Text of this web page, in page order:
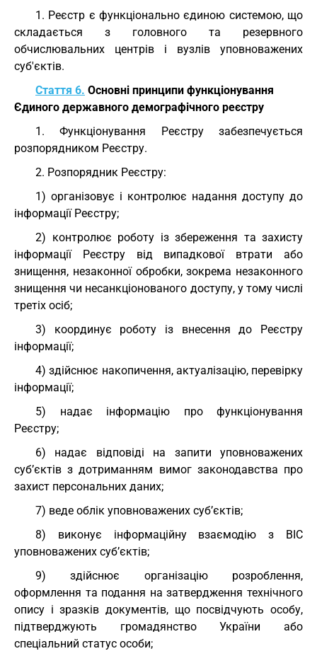
1. Реєстр є функціонально єдиною системою, що
складається з головного та резервного
обчислювальних центрів і вузлів уповноважених
суб'єктів.
Стаття 6. Основні принципи функціонування
Єдиного державного демографічного реєстру
1. Функціонування Реєстру забезпечується
розпорядником Реєстру.
2. Розпорядник Реєстру:
1) організовує і контролює надання доступу до
інформації Реєстру;
2) контролює роботу із збереження та захисту
інформації Реєстру від випадкової втрати або
знищення, незаконної обробки, зокрема незаконного
знищення чи несанкціонованого доступу, у тому числі
третіх осіб;
3) координує роботу із внесення до Реєстру
інформації;
4) здійснює накопичення, актуалізацію, перевірку
інформації;
5) надає інформацію про функціонування
Реєстру;
6) надає відповіді на запити уповноважених
суб’єктів з дотриманням вимог законодавства про
захист персональних даних;
7) веде облік уповноважених суб’єктів;
8) виконує інформаційну взаємодію з ВІС
уповноважених суб’єктів;
9) здійснює організацію розроблення,
оформлення та подання на затвердження технічного
опису і зразків документів, що посвідчують особу,
підтверджують громадянство України або
спеціальний статус особи;